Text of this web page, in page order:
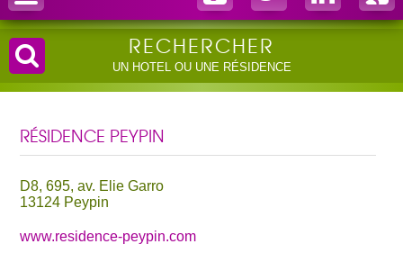
RECHERCHER
UN HOTEL OU UNE RÉSIDENCE
Nombre de personnes
RÉSIDENCE PEYPIN
D8, 695, av. Elie Garro
13124 Peypin
www.residence-peypin.com